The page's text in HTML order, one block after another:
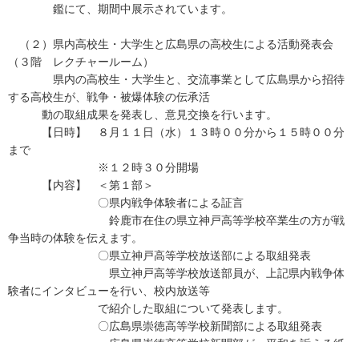
鑑にて、期間中展示されています。
（２）県内高校生・大学生と広島県の高校生による活動発表会
（３階 レクチャールーム）
県内の高校生・大学生と、交流事業として広島県から招待
する高校生が、戦争・被爆体験の伝承活
動の取組成果を発表し、意見交換を行います。
【日時】 ８月１１日（水）１３時００分から１５時００分
まで
※１２時３０分開場
【内容】 ＜第１部＞
〇県内戦争体験者による証言
鈴鹿市在住の県立神戸高等学校卒業生の方が戦
争当時の体験を伝えます。
〇県立神戸高等学校放送部による取組発表
県立神戸高等学校放送部員が、上記県内戦争体
験者にインタビューを行い、校内放送等
で紹介した取組について発表します。
〇広島県崇徳高等学校新聞部による取組発表